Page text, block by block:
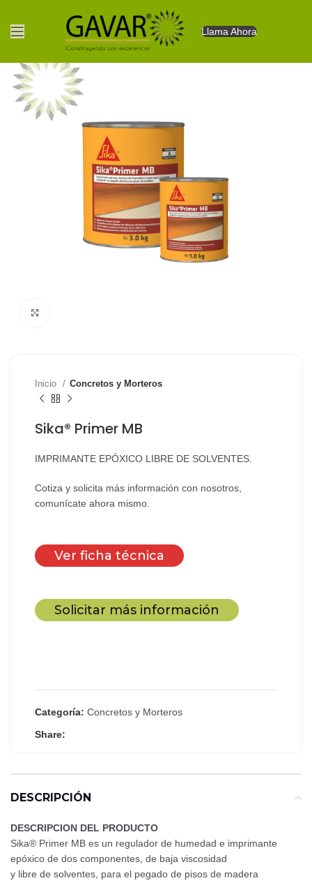
Llama Ahora
Inicio Concretos y Morteros
Sika® Primer MB
IMPRIMANTE EPÓXICO LIBRE DE SOLVENTES.
Cotiza y solicita más información con nosotros,
comunícate ahora mismo.
Ver ficha técnica
Solicitar más información
Categoría: Concretos y Morteros
Share:
DESCRIPCIÓN
DESCRIPCION DEL PRODUCTO
Sika® Primer MB es un regulador de humedad e imprimante
epóxico de dos componentes, de baja viscosidad
y libre de solventes, para el pegado de pisos de madera